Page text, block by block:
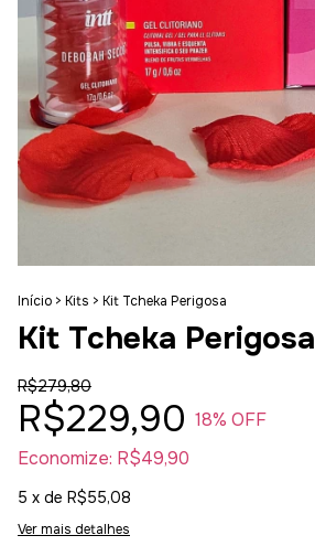
Início > Kits > Kit Tcheka Perigosa
Kit Tcheka Perigosa
R$279,80
R$229,90 18% OFF
Economize: R$49,90
5 x de R$55,08
Ver mais detalhes